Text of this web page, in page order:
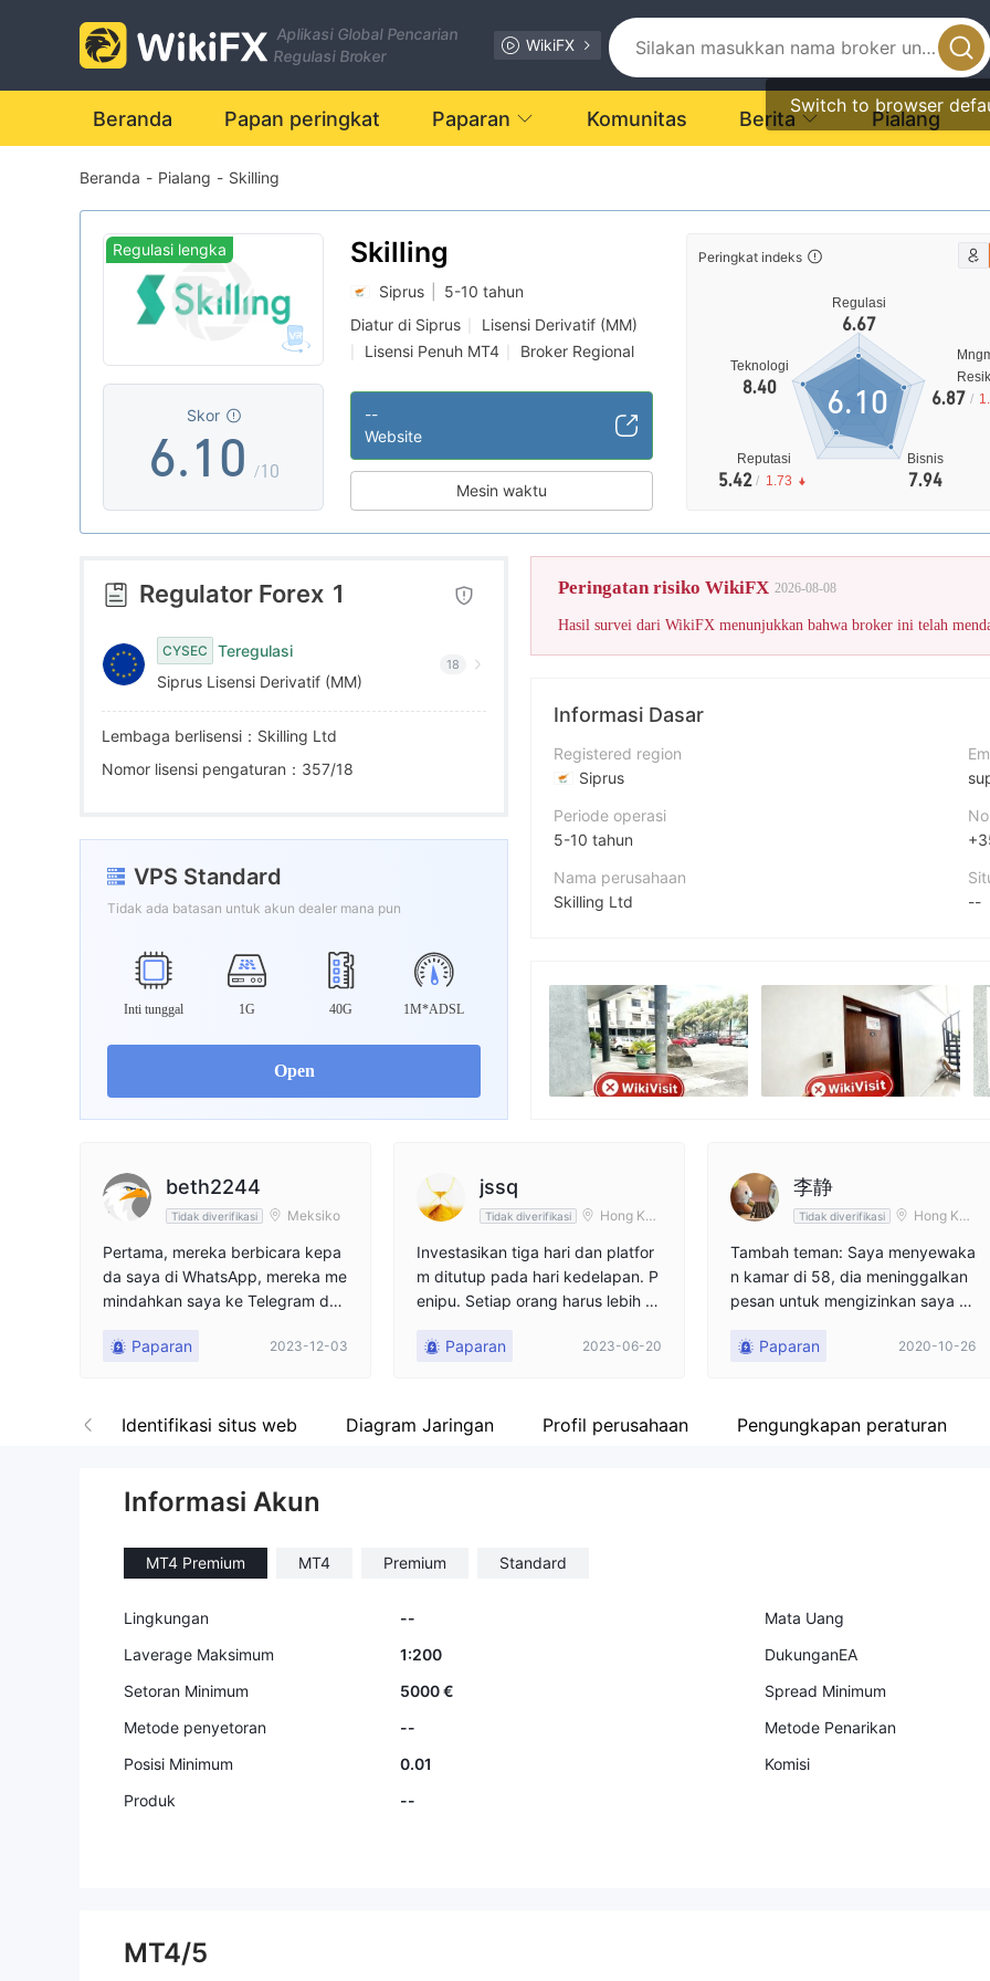
Aplikasi Global Pencarian
Regulasi Broker
WikiFX
Switch to browser
Beranda Papan peringkat Paparan Komunitas Berita Pialang
Beranda - Pialang - Skilling
Regulasi lengka
Skor
0
1
2
3
4
5
6
7
8
9
.
0
1
2
3
4
5
6
7
8
0
1
2
3
4
5
6
7
8
9
/10
Skilling
Siprus
5-10 tahun
Diatur di Siprus
Lisensi Derivatif (MM)
Lisensi Penuh MT4 Broker Regional
--
Website
Mesin waktu
Peringkat indeks
Regulasi
6.67
Teknologi
8.40
Reputasi
5.42 / 1.73
Bisnis
7.94
6.87 /
6.10
Skor WikiFX untuk broker ini berkurang karena akibat banyaknya keluhan
Regulator Forex 1
CYSEC
Teregulasi
Siprus Lisensi Derivatif (MM)
18
Lembaga berlisensi：Skilling Ltd
Nomor lisensi pengaturan：357/18
VPS Standard
Tidak ada batasan untuk akun dealer mana pun
Inti tunggal 1G 40G 1M*ADSL
Open
Peringatan risiko WikiFX 2026-08-08
Informasi Dasar
Registered region
Siprus
Periode operasi
5-10 tahun
Nama perusahaan
Skilling Ltd
Karyawan perusahaan
--
beth2244
Tidak diverifikasi Meksiko
Pertama, mereka berbicara kepa
da saya di WhatsApp, mereka me
mindahkan saya ke Telegram dan
kaian tugas. Mereka membayar d
etika jumlahnya bertambah, mere
ereka sebut tugas dan untuk dap
ah komisi saya. Setiap kali merek
a meminta lebih banyak dan lebih
tra. Setidaknya saya ingin menda
nvestasikan.
Paparan 2023-12-03
jssq
Tidak diverifikasi
Hong Kon
Investasikan tiga hari dan platfor
m ditutup pada hari kedelapan. P
enipu. Setiap orang harus lebih m
an ini. Jangan tertipu di sini.
Paparan 2023-06-20
李静
Tidak diverifikasi
Hong Kon
Tambah teman: Saya menyewaka
n kamar di 58, dia meninggalkan
pesan untuk mengizinkan saya m
ikan keuntungannya di Momonts.
a risiko. Pendapatannya mencap
Tidak perlu posting setiap hari jik
uh aplikasi: Unduh aplikasi denga
n memindai kode QR dia menawa
ode rekomendasi yang dia berika
n setelah instalasi. Informasi priba
Paparan 2020-10-26
Identifikasi situs web Diagram Jaringan Profil perusahaan Pengungkapan peraturan
Informasi Akun
MT4 Premium MT4 Premium Standard
Lingkungan -- Mata Uang
Laverage Maksimum
1:200
DukunganEA
Setoran Minimum
5000 € Spread Minimum
Metode penyetoran
-- Metode Penarikan
Posisi Minimum
0.01 Komisi
Produk
--
MT4/5